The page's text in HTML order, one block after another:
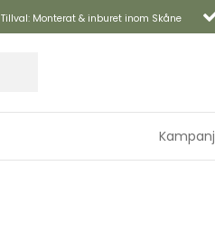
Tillval: Monterat & inburet inom Skåne
Kampanj